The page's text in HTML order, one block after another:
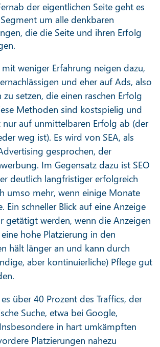
der eigentlichen Seite geht es
um alle denkbaren
die die Seite und ihren Erfolg
weniger Erfahrung neigen dazu,
und eher auf Ads, also
zu setzen, die einen raschen Erfolg
Methoden sind kostspielig und
nur auf unmittelbaren Erfolg ab (der
weg ist). Es wird von SEA, als
gesprochen, der
Im Gegensatz dazu ist SEO
deutlich langfristiger erfolgreich
umso mehr, wenn einige Monate
Ein schneller Blick auf eine Anzeige
getätigt werden, wenn die Anzeigen
hohe Platzierung in den
hält länger an und kann durch
aber kontinuierliche) Pflege gut
über 40 Prozent des Traffics, der
Suche, etwa bei Google,
in hart umkämpften
Platzierungen nahezu